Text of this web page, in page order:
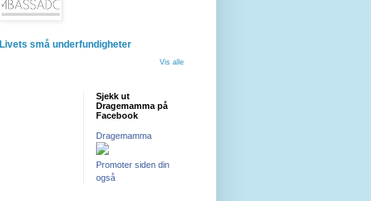
Livets små underfundigheter
Vis alle
Sjekk ut
Dragemamma på
Facebook
Dragemamma
Promoter siden din
også